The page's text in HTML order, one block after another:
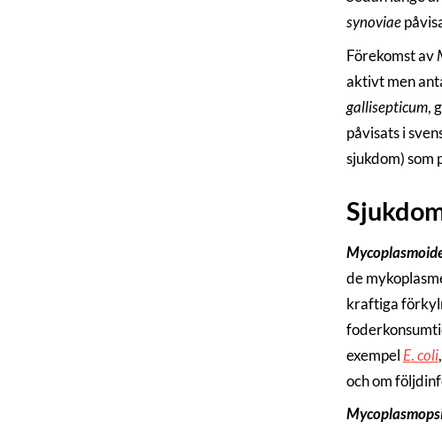
synoviae
Förekomst av
aktivt men
gallisepticum,
påvisats i
sjukdom) som
de
kraftiga
exempel E.coli
och om